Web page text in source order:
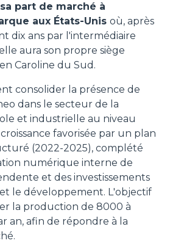
part de marché à
aux États-Unis où, après
dix ans par l'intermédiaire
aura son propre siège
Caroline du Sud.
consolider la présence de
dans le secteur de la
et industrielle au niveau
favorisée par un plan
(2022-2025), complété
numérique interne de
et des investissements
le développement. L'objectif
la production de 8000 à
an, afin de répondre à la